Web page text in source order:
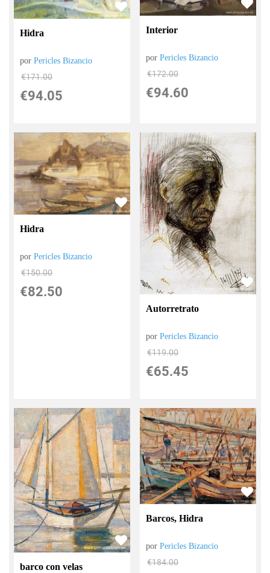
Hidra
porPericles Bizancio
€171.00
€94.05
Interior
porPericles Bizancio
€172.00
€94.60
Hidra
porPericles Bizancio
€150.00
€82.50
Autorretrato
porPericles Bizancio
€119.00
€65.45
barco con velas
Barcos, Hidra
porPericles Bizancio
€184.00